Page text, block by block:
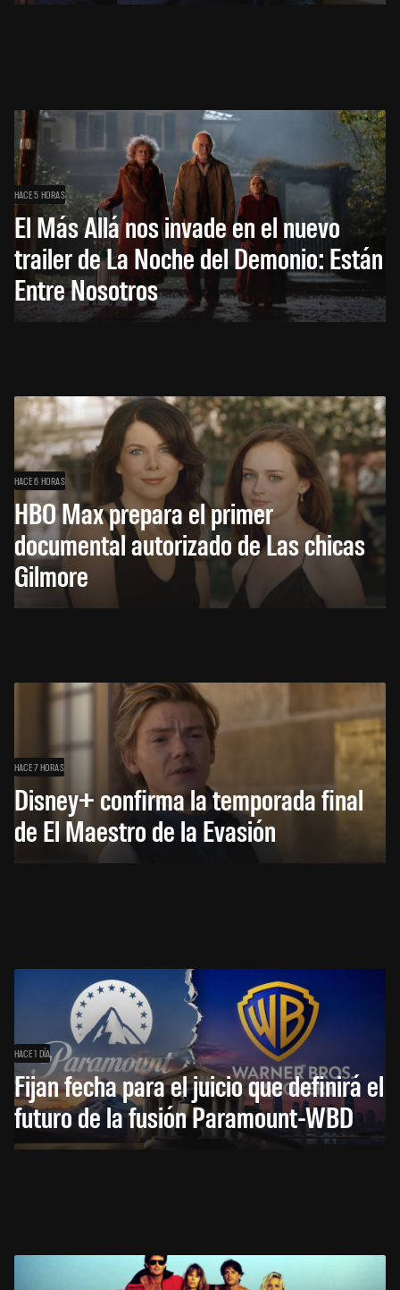
HACE 5 HORAS
El Más Allá nos invade en el nuevo
trailer de La Noche del Demonio: Están
Entre Nosotros
HACE 6 HORAS
HBO Max prepara el primer
documental autorizado de Las chicas
Gilmore
HACE 7 HORAS
Disney+ confirma la temporada final
de El Maestro de la Evasión
HACE 1 DÍA
Fijan fecha para el juicio que definirá el
futuro de la fusión Paramount-WBD